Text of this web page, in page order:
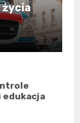
życia
edukacja